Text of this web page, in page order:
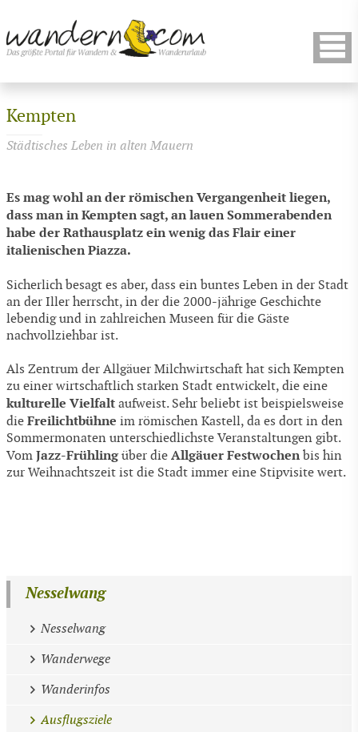
Kempten
Städtisches Leben in alten Mauern
Es mag wohl an der römischen Vergangenheit liegen,
dass man in Kempten sagt, an lauen Sommerabenden
habe der Rathausplatz ein wenig das Flair einer
italienischen Piazza.
Sicherlich besagt es aber, dass ein buntes Leben in der Stadt
an der Iller herrscht, in der die 2000-jährige Geschichte
lebendig und in zahlreichen Museen für die Gäste
nachvollziehbar ist.
Als Zentrum der Allgäuer Milchwirtschaft hat sich Kempten
zu einer wirtschaftlich starken Stadt entwickelt, die eine
kulturelle Vielfalt aufweist. Sehr beliebt ist beispielsweise
die Freilichtbühne im römischen Kastell, da es dort in den
Sommermonaten unterschiedlichste Veranstaltungen gibt.
Vom Jazz-Frühlingüber die Allgäuer Festwochen bis hin
zur Weihnachtszeit ist die Stadt immer eine Stipvisite wert.
Nesselwang
Nesselwang
Wanderwege
Wanderinfos
Ausflugsziele